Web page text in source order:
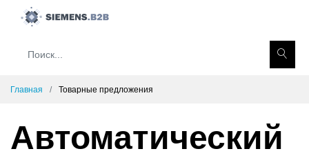
Главная Товарные предложения
Автоматический